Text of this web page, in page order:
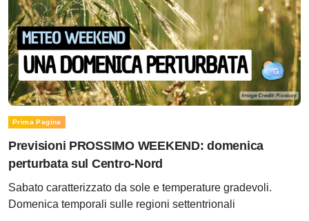
Prima Pagina
Previsioni PROSSIMO WEEKEND: domenica
perturbata sul Centro-Nord
Sabato caratterizzato da sole e temperature gradevoli.
Domenica temporali sulle regioni settentrionali